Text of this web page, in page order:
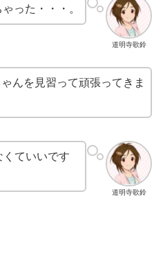
道明寺歌鈴
った・・・。
んを見習って頑張ってきま
道明寺歌鈴
くていいです